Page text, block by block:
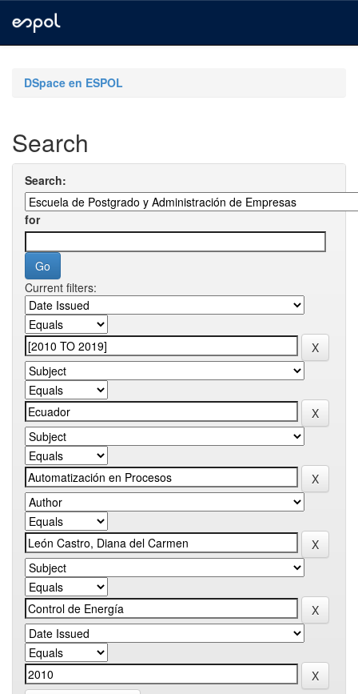
navigationDSpace en ESPOL
Search
Search:
for
Current filters: